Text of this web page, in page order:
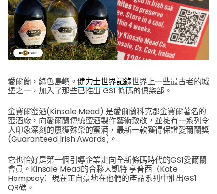
愛爾蘭，綠色島嶼。 健力士世界記錄世界上一些最古老的城
堡之一，加入了那些已推出 GS1 條碼的俱樂部。
金賽爾蜜酒(Kinsale Mead) 是愛爾蘭科克郡金賽爾著名的
蜜酒廠，向愛爾蘭傳統蜜酒製作藝術致敬，並擁有一系列令
人印象深刻的屢獲殊榮的蜜酒，最新一款獲得保證愛爾蘭獎
(Guaranteed Irish Awards)。
它也恰好是第一個引導企業走向全新條碼時代的GS1愛爾蘭
會員。Kinsale Mead的合夥人凱特·亨普西（Kate
Hempsey）現在正自豪地在他們的產品系列中推出GS1
QR碼。